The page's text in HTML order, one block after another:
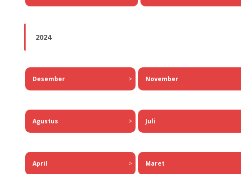
2024
Desember > November
Agustus > Juli
April > Maret